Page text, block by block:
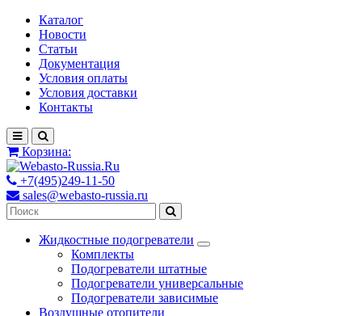
Каталог
Новости
Статьи
Документация
Условия оплаты
Условия доставки
Контакты
Корзина:
+7(495)249-11-50
sales@webasto-russia.ru
Жидкостные подогреватели
Комплекты
Подогреватели штатные
Подогреватели универсальные
Подогреватели зависимые
Воздушные отопители